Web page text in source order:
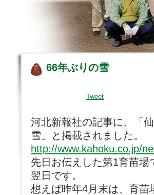
66年ぶりの雪
Tweet
河北新報社の記事に、「
雪」と掲載されました。
http://www.kahoku.co.jp/
先日お伝えした第1育苗
翌日です。
想えば昨年4月末は、育